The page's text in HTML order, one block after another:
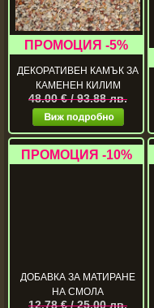
ДЕКОРАТИВЕН КАМЪК ЗА
КАМЕНЕН КИЛИМ
48.00 € / 93.88 лв.
ДОБАВКА ЗА МАТИРАНЕ
НА СМОЛА
12.78 € / 25.00 лв.